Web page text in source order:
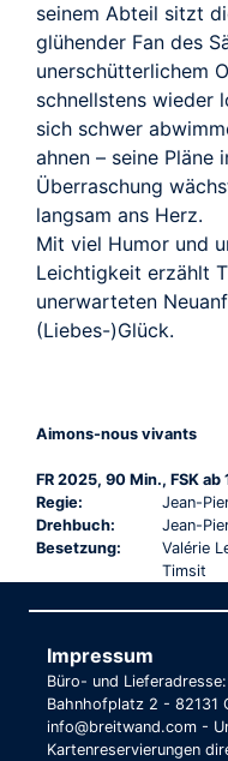
seinem Abteil sitzt
glühender Fan des
unerschütterlichem
schnellstens wieder
sich schwer
ahnen – seine Pläne
Überraschung
langsam ans Herz.
Mit viel Humor und
Leichtigkeit erzählt
unerwarteten
(Liebes-)Glück.
Aimons-nous vivants
FR 2025, 90 Min., FSK ab
Regie:
Jean-
Drehbuch:
Jean-
Besetzung:
Valérie
Timsit
Impressum
Büro- und
Bahnhofplatz 2 - 82131
info@breitwand.com -
Kartenreservierungen